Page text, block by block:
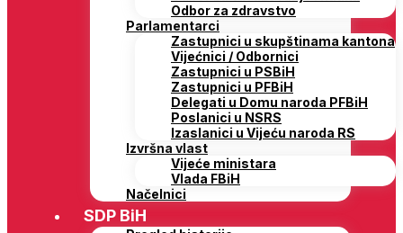
Odbor za zdravstvo
Parlamentarci
Zastupnici u skupštinama kantona
Vijećnici / Odbornici
Zastupnici u PSBiH
Zastupnici u PFBiH
Delegati u Domu naroda PFBiH
Poslanici u NSRS
Izaslanici u Vijeću naroda RS
Izvršna vlast
Vijeće ministara
Vlada FBiH
Načelnici
SDP BiH